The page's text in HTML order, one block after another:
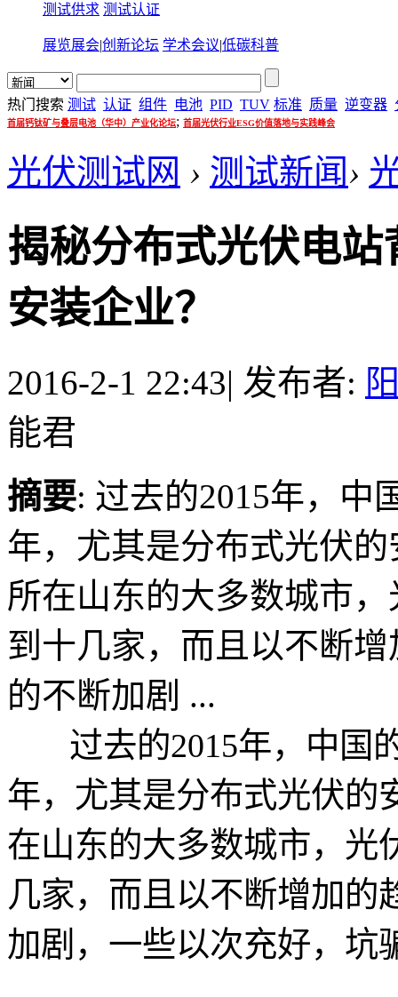
测试供求 测试认证
展览展会|创新论坛 学术会议|低碳科普
热门搜索 测试 认证 组件 电池 PID TUV 标准 质量 逆变器
首届钙钛矿与叠层电池（华中）产业化论坛; 首届光伏行业ESG价值落地与实践峰会
光伏测试网 › 测试新闻›
揭秘分布式光伏电
安装企业？
2016-2-1 22:43| 发布者:
能君
摘要: 过去的2015年，中
年，尤其是分布式光伏
所在山东的大多数城市
到十几家，而且以不断
的不断加剧 ...
过去的2015年，中国
年，尤其是分布式光伏的
在山东的大多数城市，光
几家，而且以不断增加的
加剧，一些以次充好，坑